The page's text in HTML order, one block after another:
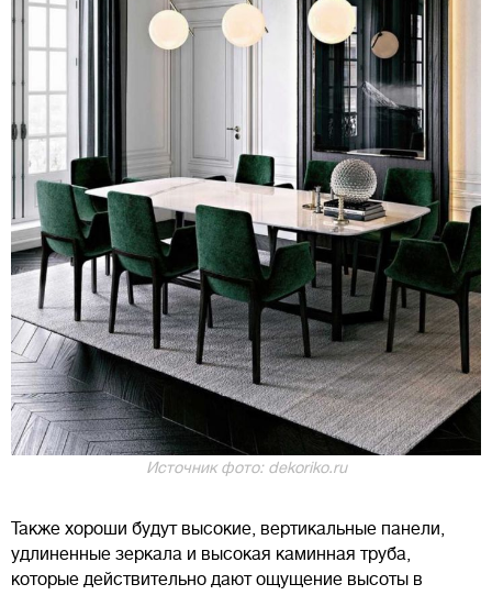
Источник фото: dekoriko.ru
Также хороши будут высокие, вертикальные панели,
удлиненные зеркала и высокая каминная труба,
которые действительно дают ощущение высоты в